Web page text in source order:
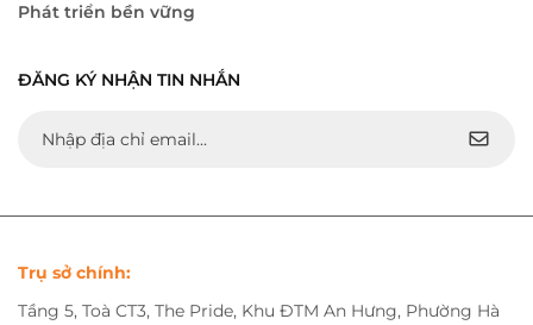
Phát triển bền vững
ĐĂNG KÝ NHẬN TIN NHẮN
Trụ sở chính:
Tầng 5, Toà CT3, The Pride, Khu ĐTM An Hưng, Phường Hà